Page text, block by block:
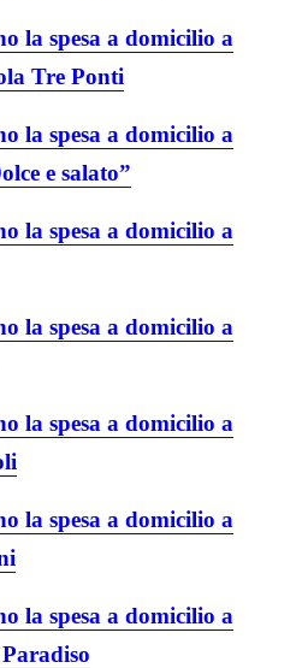
la spesa a domicilio a
Tre Ponti
la spesa a domicilio a
e salato”
la spesa a domicilio a
la spesa a domicilio a
la spesa a domicilio a
la spesa a domicilio a
la spesa a domicilio a